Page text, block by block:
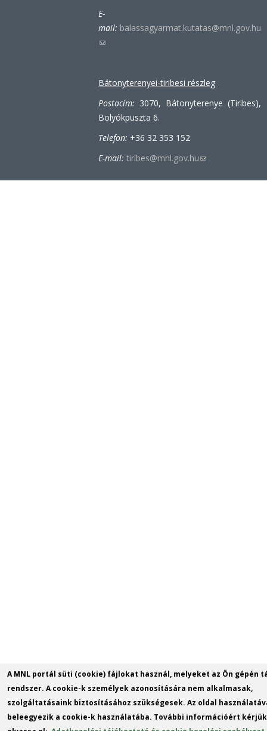
E-
mail: balassagyarmat.kutatas@mnl.gov.hu
(link
mail)
Bátonyterenyei-tiribesi részleg
Postacím: 3070, Bátonyterenye (Tiribes),
Bolyókpuszta 6.
Telefon: +36 32 353 152
E-mail: tiribes@mnl.gov.hu(link
A MNL portál süti (cookie) fájlokat használ, melyeket az Ön gépén
rendszer. A cookie-k személyek azonosítására nem alkalmasak,
szolgáltatásaink biztosításához szükségesek. Az oldal
beleegyezik a cookie-k használatába. További információért